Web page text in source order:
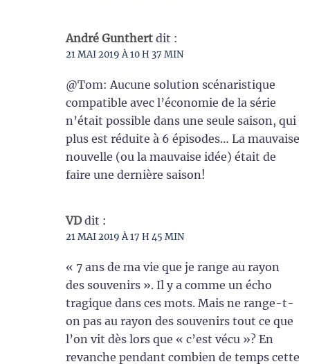
André Gunthert dit :
21 MAI 2019 À 10 H 37 MIN
@Tom: Aucune solution scénaristique
compatible avec l’économie de la série
n’était possible dans une seule saison, qui
plus est réduite à 6 épisodes… La mauvaise
nouvelle (ou la mauvaise idée) était de
faire une dernière saison!
VD dit :
21 MAI 2019 À 17 H 45 MIN
« 7 ans de ma vie que je range au rayon
des souvenirs ». Il y a comme un écho
tragique dans ces mots. Mais ne range-t-
on pas au rayon des souvenirs tout ce que
l’on vit dès lors que « c’est vécu »? En
revanche pendant combien de temps cette